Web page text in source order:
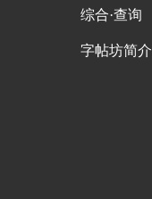
综合·查询
字帖坊简介